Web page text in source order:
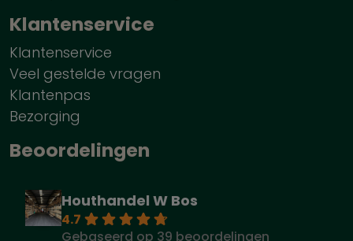
Klantenservice
Klantenservice
Veel gestelde vragen
Klantenpas
Bezorging
Beoordelingen
Houthandel W Bos
4.7
Gebaseerd op 39 beoordelingen